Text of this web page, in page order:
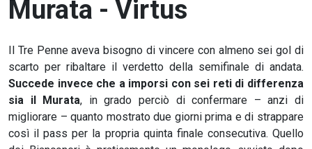
Murata - Virtus
Il Tre Penne aveva bisogno di vincere con almeno sei gol di
scarto per ribaltare il verdetto della semifinale di andata.
Succede invece che a imporsi con sei reti di differenza
sia il Murata, in grado perciò di confermare – anzi di
migliorare – quanto mostrato due giorni prima e di strappare
così il pass per la propria quinta finale consecutiva. Quello